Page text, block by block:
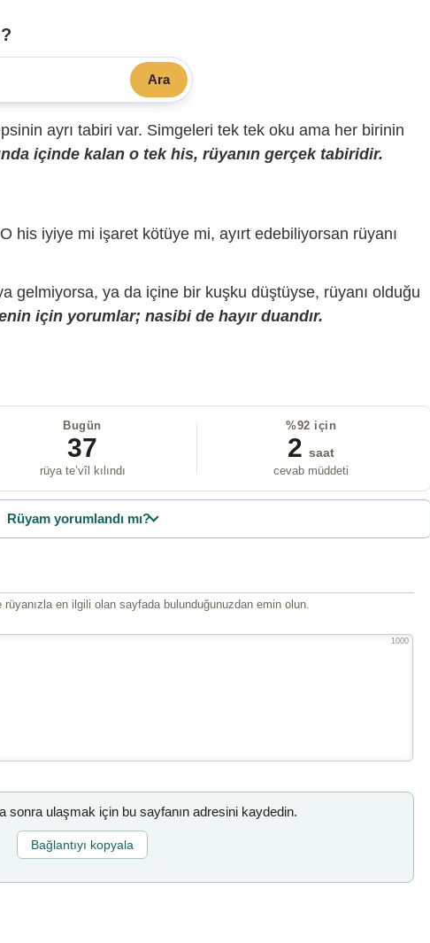
Ara
ayrı tabiri var. Simgeleri tek tek oku ama her birinin
içinde kalan o tek his, rüyanın gerçek tabiridir.
his iyiye mi işaret kötüye mi, ayırt edebiliyorsan rüyanı
gelmiyorsa, ya da içine bir kuşku düştüyse, rüyanı olduğu
için yorumlar; nasibi de hayır duandır.
Bugün
37
rüya te’vîl kılındı
%92 için
2 saat
cevab müddeti
Rüyam yorumlandı mı?
rüyanızla en ilgili olan sayfada bulunduğunuzdan emin olun.
1000
sonra ulaşmak için bu sayfanın adresini kaydedin.
Bağlantıyı kopyala